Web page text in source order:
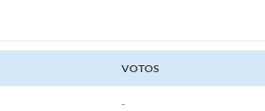
VOTOS
-